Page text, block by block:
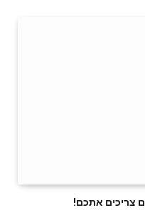
צריכים אתכם!